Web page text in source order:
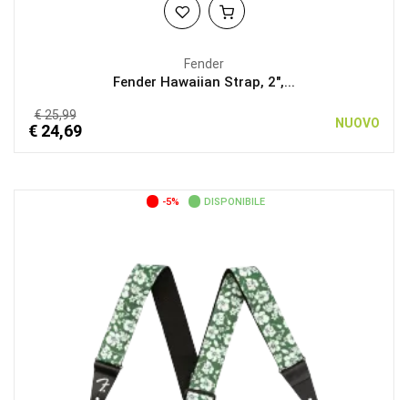
Fender
Fender Hawaiian Strap, 2",...
€ 25,99
€ 24,69 NUOVO
-5% DISPONIBILE